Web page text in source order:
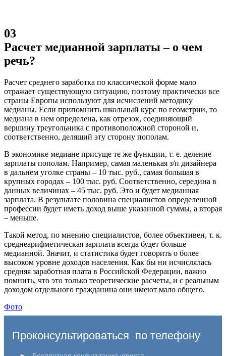
03
Расчет медианной зарплаты – о чем
речь?
Расчет среднего заработка по классической форме мало
отражает существующую ситуацию, поэтому практически все
страны Европы используют для исчислений методику
медианы. Если припомнить школьный курс по геометрии, то
медиана в нем определена, как отрезок, соединяющий
вершину треугольника с противоположной стороной и,
соответственно, делящий эту сторону пополам.
В экономике медиане присуще те же функции, т. е. деление
зарплаты пополам. Например, самая маленькая з/п дизайнера
в дальнем уголке страны – 10 тыс. руб., самая большая в
крупных городах – 100 тыс. руб. Соответственно, середина в
данных величинах – 45 тыс. руб. Это и будет медианная
зарплата. В результате половина специалистов определенной
профессии будет иметь доход выше указанной суммы, а вторая
– меньше.
Такой метод, по мнению специалистов, более объективен, т. к.
среднеарифметическая зарплата всегда будет больше
медианной. Значит, и статистика будет говорить о более
высоком уровне доходов населения. Как бы ни исчислялась
средняя заработная плата в Российской Федерации, важно
помнить, что это только теоретические расчеты, и с реальным
доходом отдельного гражданина они имеют мало общего.
Фото